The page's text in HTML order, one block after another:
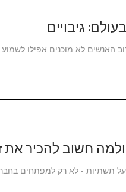
גיבויים
האנשים לא מוכנים אפילו לשמוע
חשוב להכיר
תשתיות - לא רק למפתחים